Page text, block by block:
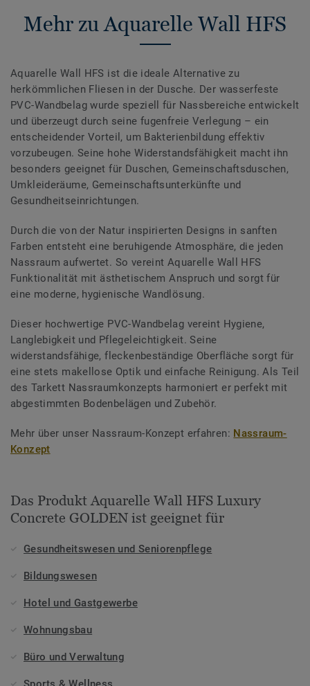
Mehr zu Aquarelle Wall HFS
Aquarelle Wall HFS ist die ideale Alternative zu
herkömmlichen Fliesen in der Dusche. Der wasserfeste
PVC-Wandbelag wurde speziell für Nassbereiche entwickelt
und überzeugt durch seine fugenfreie Verlegung – ein
entscheidender Vorteil, um Bakterienbildung effektiv
vorzubeugen. Seine hohe Widerstandsfähigkeit macht ihn
besonders geeignet für Duschen, Gemeinschaftsduschen,
Umkleideräume, Gemeinschaftsunterkünfte und
Gesundheitseinrichtungen.
Durch die von der Natur inspirierten Designs in sanften
Farben entsteht eine beruhigende Atmosphäre, die jeden
Nassraum aufwertet. So vereint Aquarelle Wall HFS
Funktionalität mit ästhetischem Anspruch und sorgt für
eine moderne, hygienische Wandlösung.
Dieser hochwertige PVC-Wandbelag vereint Hygiene,
Langlebigkeit und Pflegeleichtigkeit. Seine
widerstandsfähige, fleckenbeständige Oberfläche sorgt für
eine stets makellose Optik und einfache Reinigung. Als Teil
des Tarkett Nassraumkonzepts harmoniert er perfekt mit
abgestimmten Bodenbelägen und Zubehör.
Mehr über unser Nassraum-Konzept erfahren: Nassraum-
Konzept
Das Produkt Aquarelle Wall HFS Luxury
Concrete GOLDEN ist geeignet für
Gesundheitswesen und Seniorenpflege
Bildungswesen
Hotel und Gastgewerbe
Wohnungsbau
Büro und Verwaltung